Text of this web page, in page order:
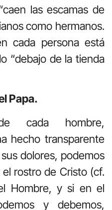
las escamas de
como hermanos.
cada persona está
“debajo de la tienda
Papa.
cada hombre,
hecho transparente
dolores, podemos
rostro de Cristo (cf.
Hombre, y si en el
y debemos,